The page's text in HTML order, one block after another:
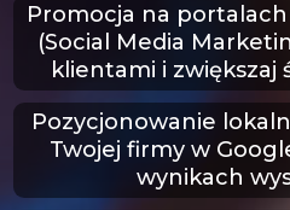
Promocja na
(Social Media
klientami i zwiększaj
Pozycjonowanie
Twojej firmy w
wynikach